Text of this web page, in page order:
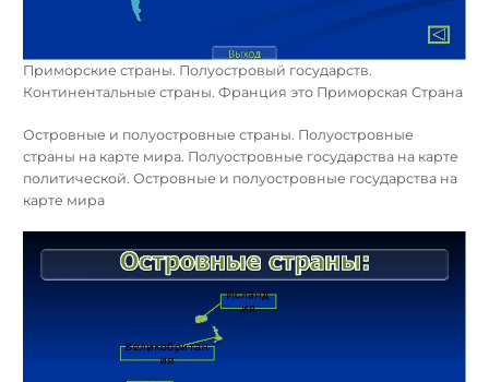
Приморские страны. Полуостровый государств.
Континентальные страны. Франция это Приморская Страна
Островные и полуостровные страны. Полуостровные
страны на карте мира. Полуостровные государства на карте
политической. Островные и полуостровные государства на
карте мира